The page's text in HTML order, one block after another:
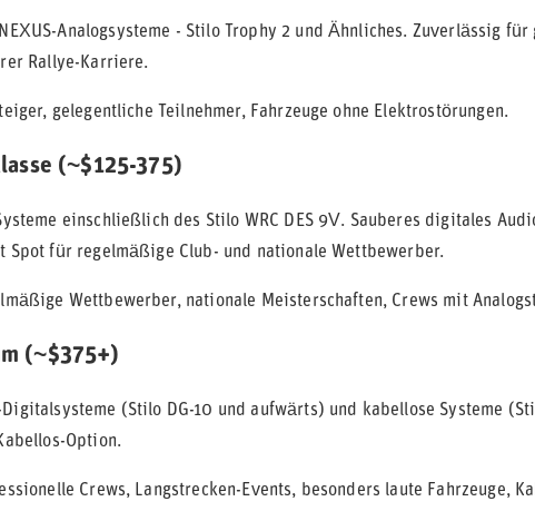
Analogsysteme - Stilo Trophy 2 und Ähnliches. Zuverlässig
Rallye-Karriere.
gelegentliche Teilnehmer, Fahrzeuge ohne Elektrostörungen.
(~$125-375)
einschließlich des Stilo WRC DES 9V. Sauberes digitales
Spot für regelmäßige Club- und nationale Wettbewerber.
Wettbewerber, nationale Meisterschaften, Crews mit
(~$375+)
Digitalsysteme (Stilo DG-10 und aufwärts) und kabellose Systeme
Option.
Crews, Langstrecken-Events, besonders laute Fahrzeuge,